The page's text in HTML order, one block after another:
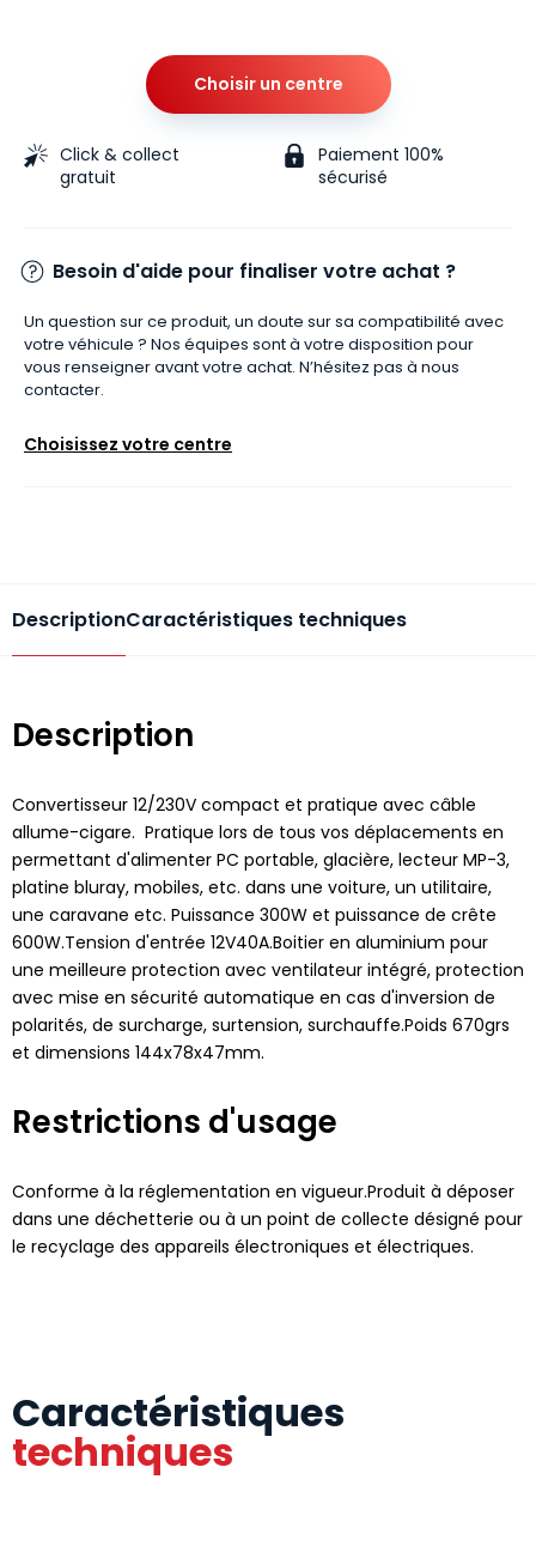
Choisir un centre
Click & collect
gratuit
Paiement 100%
sécurisé
Besoin d'aide pour finaliser votre achat ?
Un question sur ce produit, un doute sur sa compatibilité avec
votre véhicule ? Nos équipes sont à votre disposition pour
vous renseigner avant votre achat. N’hésitez pas à nous
contacter.
Choisissez votre centre
DescriptionCaractéristiques techniques
Description
Convertisseur 12/230V compact et pratique avec câble
allume-cigare. Pratique lors de tous vos déplacements en
permettant d'alimenter PC portable, glacière, lecteur MP-3,
platine bluray, mobiles, etc. dans une voiture, un utilitaire,
une caravane etc. Puissance 300W et puissance de crête
600W.Tension d'entrée 12V40A.Boitier en aluminium pour
une meilleure protection avec ventilateur intégré, protection
avec mise en sécurité automatique en cas d'inversion de
polarités, de surcharge, surtension, surchauffe.Poids 670grs
et dimensions 144x78x47mm.
Restrictions d'usage
Conforme à la réglementation en vigueur.Produit à déposer
dans une déchetterie ou à un point de collecte désigné pour
le recyclage des appareils électroniques et électriques.
Caractéristiques
techniques